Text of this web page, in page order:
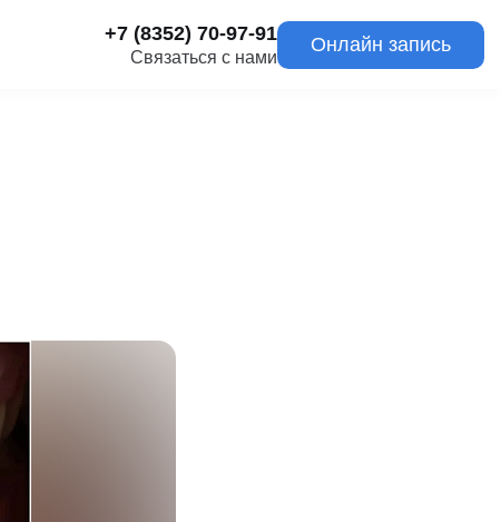
+7 (8352) 70-97-91
Связаться с нами
Онлайн запись